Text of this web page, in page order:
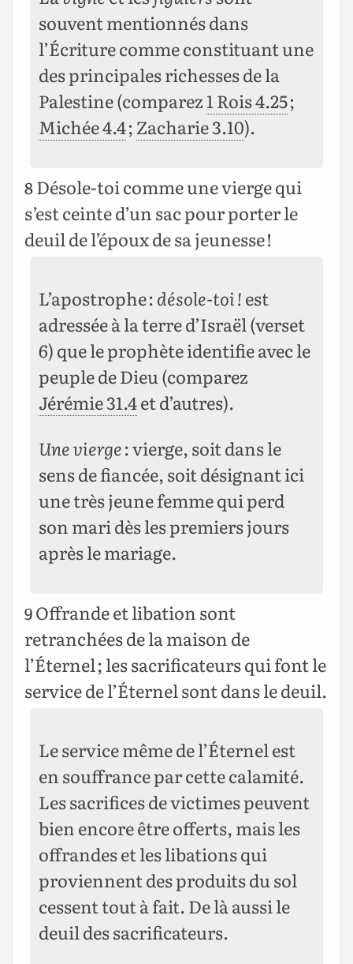
souvent mentionnés dans
l’Écriture comme constituant une
des principales richesses de la
Palestine (comparez1 Rois 4.25;
Michée 4.4;Zacharie 3.10).
8Désole-toi comme une vierge qui
s’est ceinte d’un sac pour porter le
deuil de l’époux de sa jeunesse !
L’apostrophe :désole-toi !est
adressée à la terre d’Israël (verset
6) que le prophète identifie avec le
peuple de Dieu (comparez
Jérémie 31.4et d’autres).
Une vierge: vierge, soit dans le
sens de fiancée, soit désignant ici
une très jeune femme qui perd
son mari dès les premiers jours
après le mariage.
9Offrande et libation sont
retranchées de la maison de
l’Éternel ; les sacrificateurs qui font le
service de l’Éternel sont dans le deuil.
Le service même de l’Éternel est
en souffrance par cette calamité.
Les sacrifices de victimes peuvent
bien encore être offerts, mais les
offrandes et les libations qui
proviennent des produits du sol
cessent tout à fait. De là aussi le
deuil des sacrificateurs.